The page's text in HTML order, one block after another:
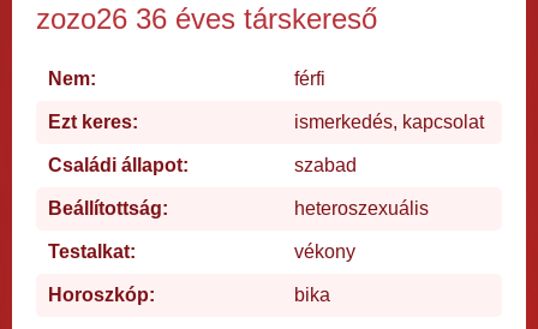
zozo26 36 éves társkereső
Nem: férfi
Ezt keres: ismerkedés, kapcsolat
Családi állapot: szabad
Beállítottság: heteroszexuális
Testalkat: vékony
Horoszkóp: bika